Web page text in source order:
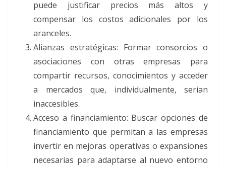
puede justificar precios más altos y
compensar los costos adicionales por los
aranceles.
Alianzas estratégicas: Formar consorcios o
asociaciones con otras empresas para
compartir recursos, conocimientos y acceder
a mercados que, individualmente, serían
inaccesibles.
Acceso a financiamiento: Buscar opciones de
financiamiento que permitan a las empresas
invertir en mejoras operativas o expansiones
necesarias para adaptarse al nuevo entorno